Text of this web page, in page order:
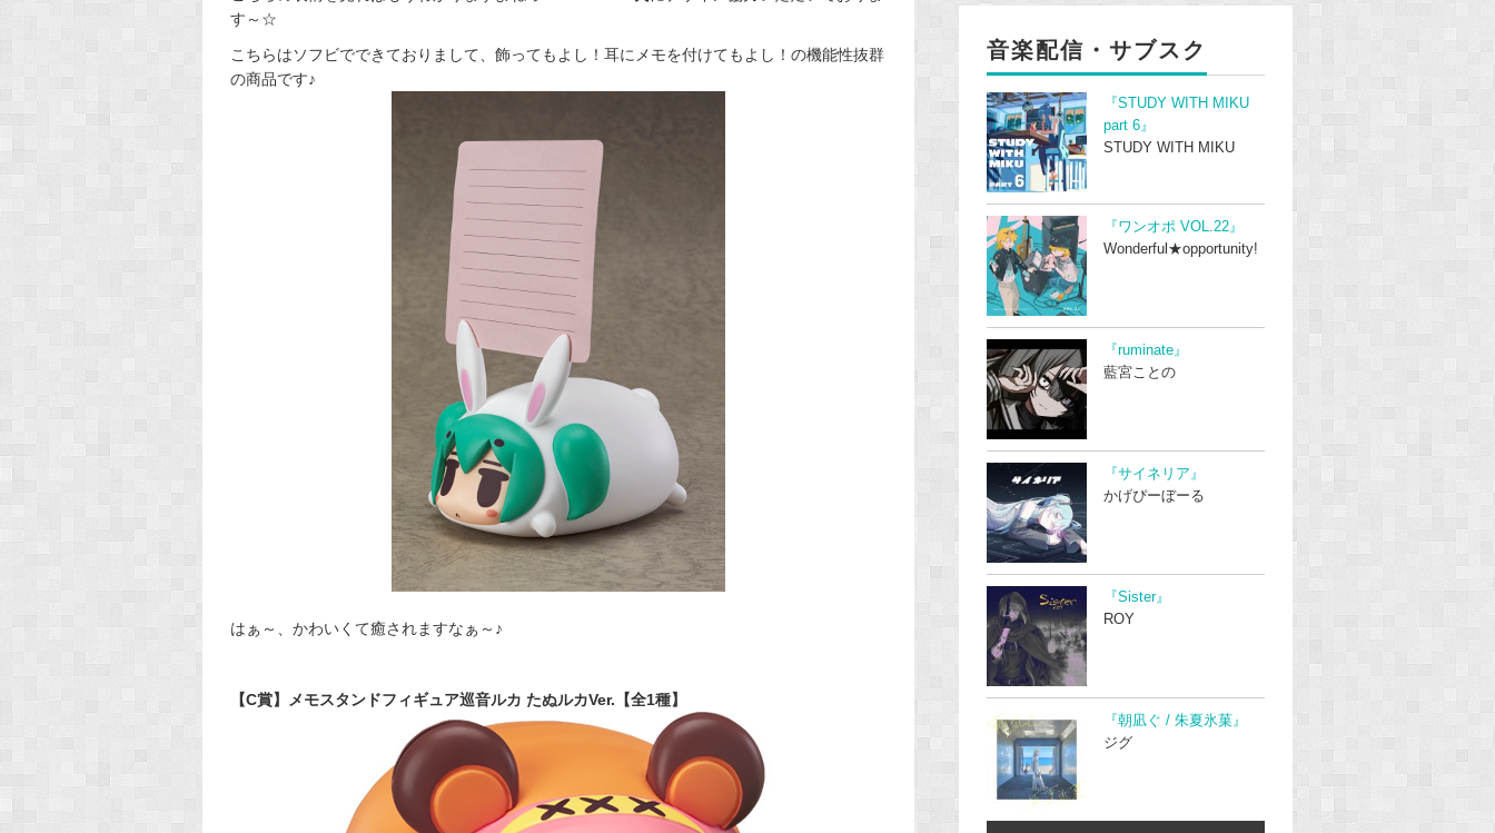
す～☆
こちらはソフビでできておりまして、飾ってもよし！耳にメモを付けてもよし！の機能性抜群
の商品です♪
はぁ～、かわいくて癒されますなぁ～♪
【C賞】メモスタンドフィギュア巡音ルカ たぬルカVer.【全1種】
音楽配信・サブスク
『STUDY WITH MIKU
part 6』
STUDY WITH MIKU
『ワンオポ VOL.22』
Wonderful★opportunity!
『ruminate』
藍宮ことの
『サイネリア』
かげぴーぼーる
『Sister』
ROY
『朝凪ぐ / 朱夏氷菓』
ジグ